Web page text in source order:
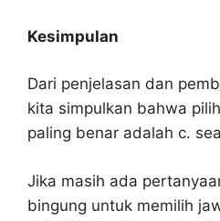
Kesimpulan
Dari penjelasan dan
kita simpulkan bahwa
paling benar adalah c.
Jika masih ada
bingung untuk memilih